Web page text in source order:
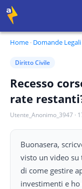
Home · Domande Legali
Diritto Civile
Recesso
rate
Utente_Anonimo_3947 ·
Buonasera,
visto un video su
di come gestire
investimenti e